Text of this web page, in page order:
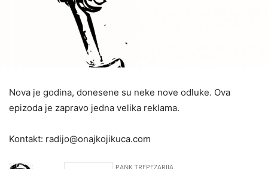
Nova je godina, donesene su neke nove odluke. Ova
epizoda je zapravo jedna velika reklama.
Kontakt: radijo@onajkojikuca.com